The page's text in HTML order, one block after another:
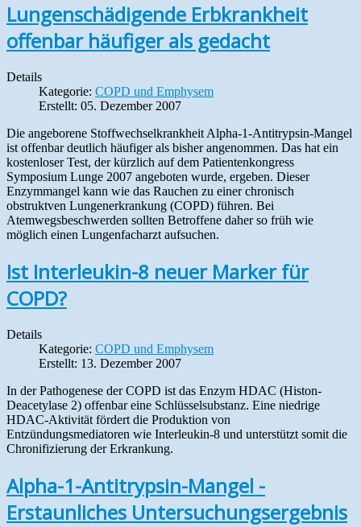
Lungenschädigende Erbkrankheit
offenbar häufiger als gedacht
Details
Kategorie: COPD und Emphysem
Erstellt: 05. Dezember 2007
Die angeborene Stoffwechselkrankheit Alpha-1-Antitrypsin-Mangel
ist offenbar deutlich häufiger als bisher angenommen. Das hat ein
kostenloser Test, der kürzlich auf dem Patientenkongress
Symposium Lunge 2007 angeboten wurde, ergeben. Dieser
Enzymmangel kann wie das Rauchen zu einer chronisch
obstruktven Lungenerkrankung (COPD) führen. Bei
Atemwegsbeschwerden sollten Betroffene daher so früh wie
möglich einen Lungenfacharzt aufsuchen.
Ist Interleukin-8 neuer Marker für
COPD?
Details
Kategorie: COPD und Emphysem
Erstellt: 13. Dezember 2007
In der Pathogenese der COPD ist das Enzym HDAC (Histon-
Deacetylase 2) offenbar eine Schlüsselsubstanz. Eine niedrige
HDAC-Aktivität fördert die Produktion von
Entzündungsmediatoren wie Interleukin-8 und unterstützt somit die
Chronifizierung der Erkrankung.
Alpha-1-Antitrypsin-Mangel -
Erstaunliches Untersuchungsergebnis